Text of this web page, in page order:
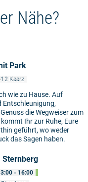
Nähe?
Park
Kaarz
wie zu Hause. Auf
Entschleunigung,
die Wegweiser zum
Ihr zur Ruhe, Eure
geführt, wo weder
das Sagen haben.
Sternberg
- 16:00